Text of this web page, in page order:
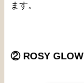
ます。
② ROSY GLOW